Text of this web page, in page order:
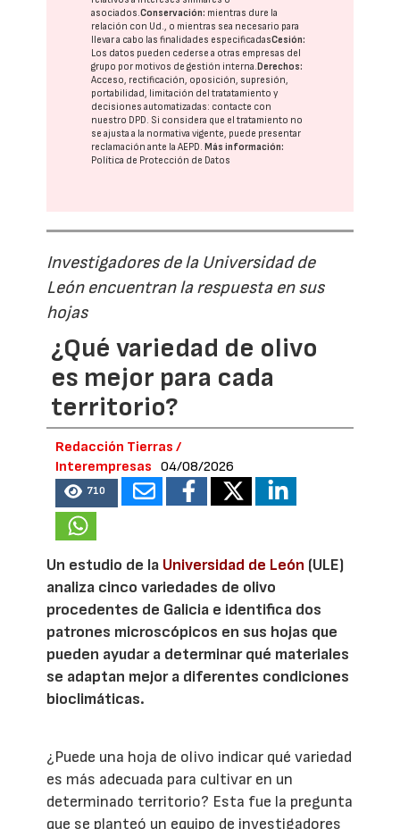
asociados.Conservación: mientras dure la
relación con Ud., o mientras sea necesario para
llevar a cabo las finalidades especificadasCesión:
Los datos pueden cederse a otras empresas del
grupo por motivos de gestión interna. Derechos:
Acceso, rectificación, oposición, supresión,
portabilidad, limitación del tratatamiento y
decisiones automatizadas: contacte con
nuestro DPD. Si considera que el tratamiento no
se ajusta a la normativa vigente, puede presentar
reclamación ante laAEPD. Más información:
Política de Protección de Datos
Investigadores de la Universidad de
León encuentran la respuesta en sus
hojas
¿Qué variedad de olivo
es mejor para cada
territorio?
Redacción Tierras /
Interempresas
04/08/2026
710
Un estudio de la Universidad de León (ULE)
analiza cinco variedades de olivo
procedentes de Galicia e identifica dos
patrones microscópicos en sus hojas que
pueden ayudar a determinar qué materiales
se adaptan mejor a diferentes condiciones
bioclimáticas.
¿Puede una hoja de olivo indicar qué variedad
es más adecuada para cultivar en un
determinado territorio? Esta fue la pregunta
que se planteó un equipo de investigadores